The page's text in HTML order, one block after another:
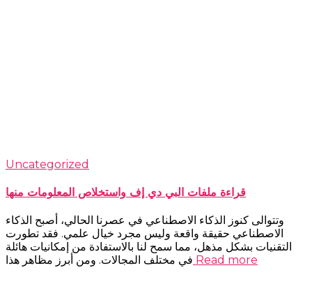
Uncategorized
قراءة ملفات البي دي إف واستخلاص المعلومات منها
وتتوالى كنوز الذكاء الاصطناعي في عصرنا الحالي، أصبح الذكاء
الاصطناعي حقيقة واقعة وليس مجرد خيال علمي. فقد تطورت
التقنيات بشكل مذهل، مما سمح لنا بالاستفادة من إمكانيات هائلة
في مختلف المجالات. ومن أبرز مظاهر هذا Read more